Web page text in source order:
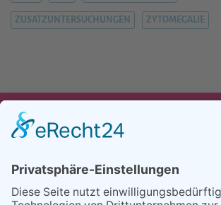
ZUSATZUNTERSUCHUNGEN ZYTOMEGALIE
UNSER ANGEBOT
PARTNER
REFERENZEN